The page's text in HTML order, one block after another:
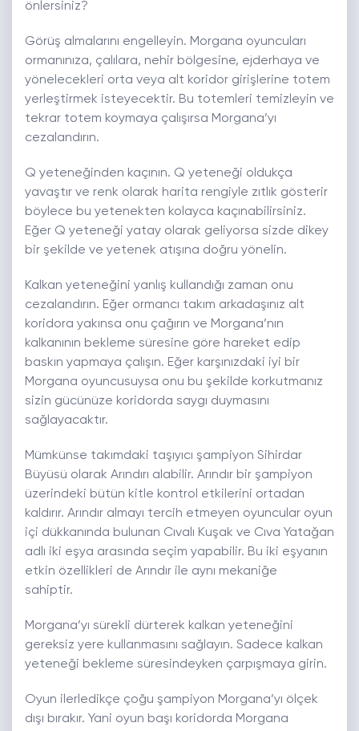
önlersiniz?
Görüş almalarını engelleyin. Morgana oyuncuları
ormanınıza, çalılara, nehir bölgesine, ejderhaya ve
yönelecekleri orta veya alt koridor girişlerine totem
yerleştirmek isteyecektir. Bu totemleri temizleyin ve
tekrar totem koymaya çalışırsa Morgana’yı
cezalandırın.
Q yeteneğinden kaçının. Q yeteneği oldukça
yavaştır ve renk olarak harita rengiyle zıtlık gösterir
böylece bu yetenekten kolayca kaçınabilirsiniz.
Eğer Q yeteneği yatay olarak geliyorsa sizde dikey
bir şekilde ve yetenek atışına doğru yönelin.
Kalkan yeteneğini yanlış kullandığı zaman onu
cezalandırın. Eğer ormancı takım arkadaşınız alt
koridora yakınsa onu çağırın ve Morgana’nın
kalkanının bekleme süresine göre hareket edip
baskın yapmaya çalışın. Eğer karşınızdaki iyi bir
Morgana oyuncusuysa onu bu şekilde korkutmanız
sizin gücünüze koridorda saygı duymasını
sağlayacaktır.
Mümkünse takımdaki taşıyıcı şampiyon Sihirdar
Büyüsü olarak Arındırı alabilir. Arındır bir şampiyon
üzerindeki bütün kitle kontrol etkilerini ortadan
kaldırır. Arındır almayı tercih etmeyen oyuncular oyun
içi dükkanında bulunan Cıvalı Kuşak ve Cıva Yatağan
adlı iki eşya arasında seçim yapabilir. Bu iki eşyanın
etkin özellikleri de Arındır ile aynı mekaniğe
sahiptir.
Morgana’yı sürekli dürterek kalkan yeteneğini
gereksiz yere kullanmasını sağlayın. Sadece kalkan
yeteneği bekleme süresindeyken çarpışmaya girin.
Oyun ilerledikçe çoğu şampiyon Morgana’yı ölçek
dışı bırakır. Yani oyun başı koridorda Morgana